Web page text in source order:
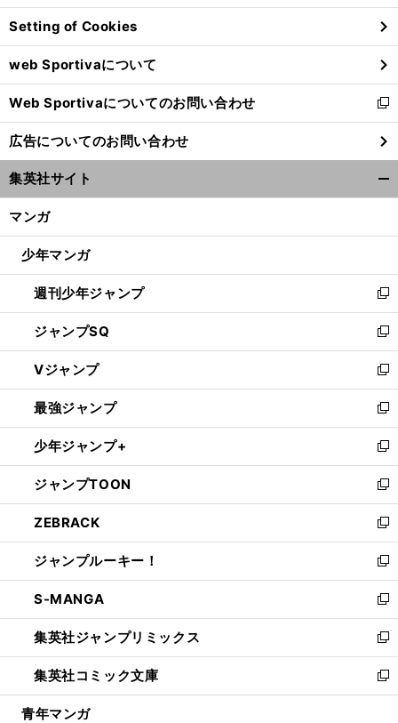
ン
ド
ウ
で
開
く
Setting of Cookies
web Sportivaについて
Web Sportivaについてのお問い合わせ
新
し
い
ウ
ィ
ン
ウ
開
く
広告についてのお問い合わせ
集英社サイト
マンガ
少年マンガ
週刊少年ジャンプ
新
し
い
ウ
ィ
ン
ド
ウ
で
開
く
ジャンプSQ
新
し
い
ウ
ィ
ン
ド
ウ
で
開
く
Vジャンプ
新
し
い
ウ
ィ
ン
ド
ウ
で
開
く
最強ジャンプ
新
し
い
ウ
ィ
ン
ド
ウ
で
開
く
少年ジャンプ+
新
し
い
ウ
ィ
ン
ド
ウ
で
開
く
ジャンプTOON
新
し
い
ウ
ィ
ン
ド
ウ
で
開
く
ZEBRACK
新
し
い
ウ
ィ
ン
ド
ウ
で
開
ジャンプルーキー！
新
し
い
ウ
ィ
ン
ド
ウ
S-MANGA
新
し
い
ウ
ィ
ン
集英社ジャンプリミックス
新
し
い
ウ
集英社コミック文庫
新
し
青年マンガ